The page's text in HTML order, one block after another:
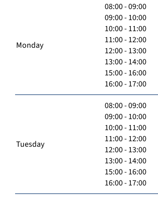
Monday
08:00 - 09:00
09:00 - 10:00
10:00 - 11:00
11:00 - 12:00
12:00 - 13:00
13:00 - 14:00
15:00 - 16:00
16:00 - 17:00
Tuesday
08:00 - 09:00
09:00 - 10:00
10:00 - 11:00
11:00 - 12:00
12:00 - 13:00
13:00 - 14:00
15:00 - 16:00
16:00 - 17:00